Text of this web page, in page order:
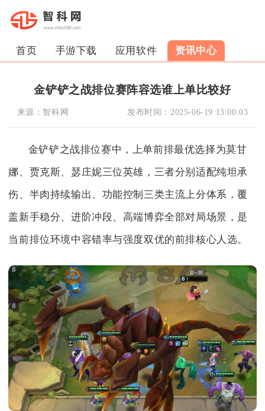
首页 手游下载 应用软件 资讯中心
金铲铲之战排位赛阵容选谁上单比较好
来源： 智科网 发布时间： 2025-06-19 13:00:03
金铲铲之战排位赛中，上单前排最优选择为莫甘
娜、贾克斯、瑟庄妮三位英雄，三者分别适配纯坦承
伤、半肉持续输出、功能控制三类主流上分体系，覆
盖新手稳分、进阶冲段、高端博弈全部对局场景，是
当前排位环境中容错率与强度双优的前排核心人选。